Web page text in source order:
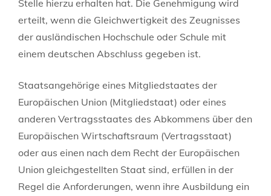
Stelle hierzu erhalten hat. Die Genehmigung wird
erteilt, wenn die Gleichwertigkeit des Zeugnisses
der ausländischen Hochschule oder Schule mit
einem deutschen Abschluss gegeben ist.
Staatsangehörige eines Mitgliedstaates der
Europäischen Union (Mitgliedstaat) oder eines
anderen Vertragsstaates des Abkommens über den
Europäischen Wirtschaftsraum (Vertragsstaat)
oder aus einen nach dem Recht der Europäischen
Union gleichgestellten Staat sind, erfüllen in der
Regel die Anforderungen, wenn ihre Ausbildung ein